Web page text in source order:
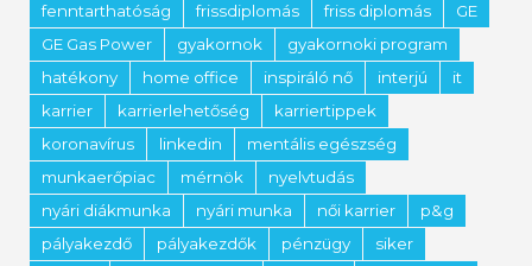
fenntarthatóság
frissdiplomás friss diplomás
GE
GE Gas Power
gyakornok
gyakornoki program
hatékony
home office inspiráló nő interjú
it
karrier
karrierlehetőség
karriertippek
koronavírus
linkedin
mentális egészség
munkaerőpiac
mérnök
nyelvtudás
nyári diákmunka
nyári munka női karrier
p&g
pályakezdő
pályakezdők pénzügy
siker